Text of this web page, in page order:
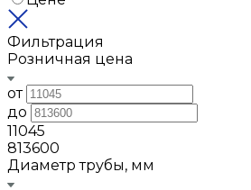
Фильтрация
Розничная цена
от
до
11045
813600
Диаметр трубы, мм